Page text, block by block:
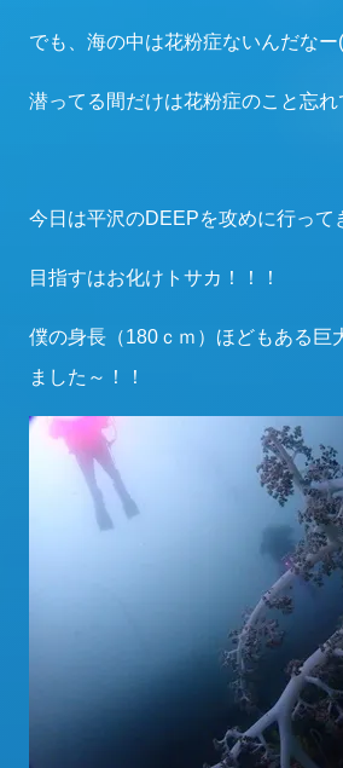
でも、海の中は花粉症ないんだな
潜ってる間だけは花粉症のこと忘れ
今日は平沢のDEEPを攻めに行って
目指すはお化けトサカ！！！
僕の身長（180ｃｍ）ほどもある巨
ました～！！